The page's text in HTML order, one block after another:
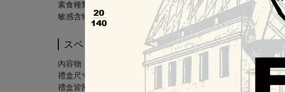
素食種類：奶素
敏感含物：牛奶、堅果、芝麻
スペック
內容物：鈕釦巧克力14顆
禮盒尺寸：33.0x13.0x2.5(公分)
禮盒皆附提袋 x 1